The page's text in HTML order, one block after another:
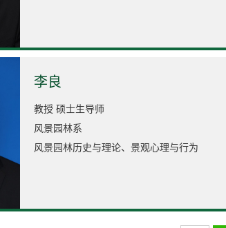
李良
教授 硕士生导师
风景园林系
风景园林历史与理论、景观心理与行为